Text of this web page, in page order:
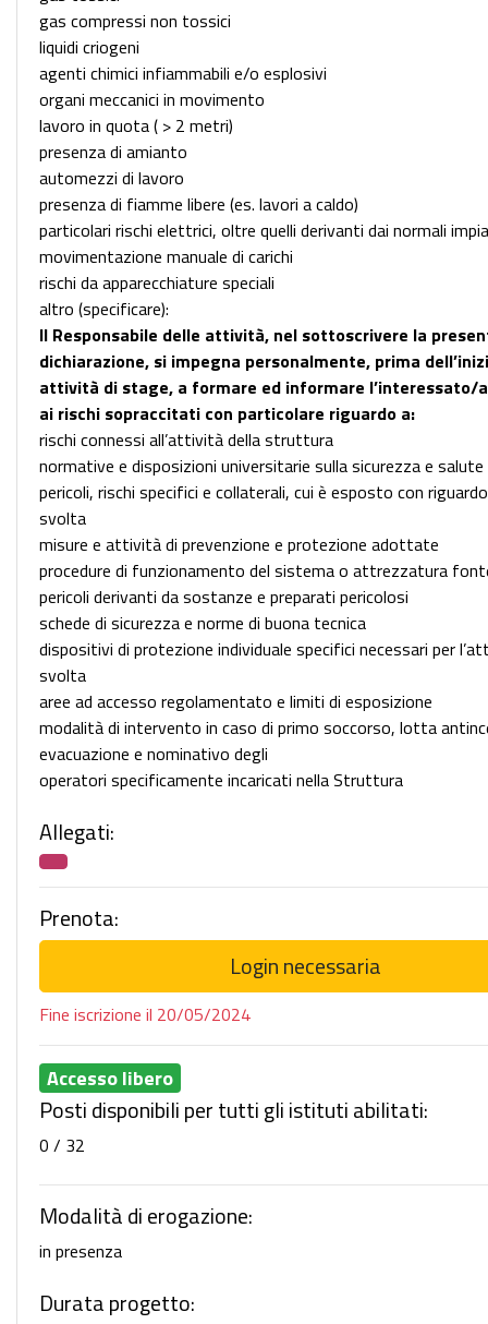
gas compressi non tossici
liquidi criogeni
agenti chimici infiammabili e/o esplosivi
organi meccanici in movimento
lavoro in quota ( > 2 metri)
presenza di amianto
automezzi di lavoro
presenza di fiamme libere (es. lavori a caldo)
particolari rischi elettrici, oltre quelli derivanti dai normali
movimentazione manuale di carichi
rischi da apparecchiature speciali
altro (specificare):
Il Responsabile delle attività, nel sottoscrivere la
dichiarazione, si impegna personalmente, prima
attività di stage, a formare ed informare l’interessato/
ai rischi sopraccitati con particolare riguardo a:
rischi connessi all’attività della struttura
normative e disposizioni universitarie sulla sicurezza e
pericoli, rischi specifici e collaterali, cui è esposto con
svolta
misure e attività di prevenzione e protezione adottate
procedure di funzionamento del sistema o attrezzatura
pericoli derivanti da sostanze e preparati pericolosi
schede di sicurezza e norme di buona tecnica
dispositivi di protezione individuale specifici necessari per
svolta
aree ad accesso regolamentato e limiti di esposizione
modalità di intervento in caso di primo soccorso, lotta
evacuazione e nominativo degli
operatori specificamente incaricati nella Struttura
Allegati:
Prenota:
Login necessaria
Fine iscrizione il 20/05/2024
Accesso libero
Posti disponibili per tutti gli istituti abilitati:
0 / 32
Modalità di erogazione:
in presenza
Durata progetto: